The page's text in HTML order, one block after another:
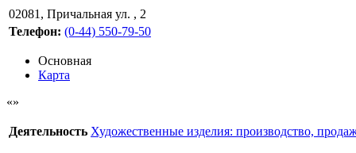
02081 , Причальная ул. , 2
Телефон: (0-44) 550-79-50
Основная
Карта
Деятельность Художественные изделия: производство,